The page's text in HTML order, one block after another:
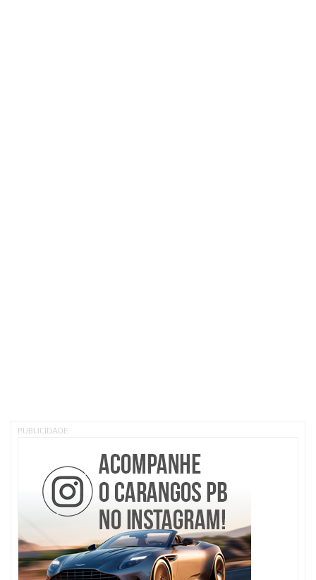
PUBLICIDADE